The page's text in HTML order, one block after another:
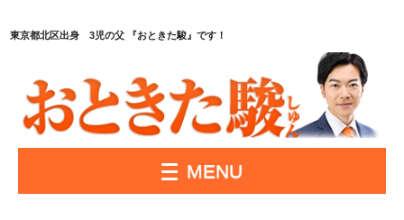
東京都北区出身 3児の父 『おときた駿』です！
MENU